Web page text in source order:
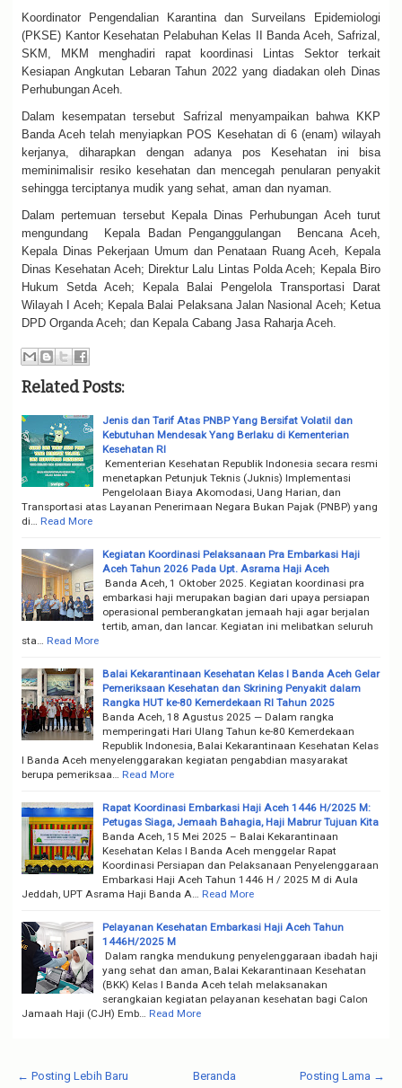
Koordinator Pengendalian Karantina dan Surveilans Epidemiologi
(PKSE) Kantor Kesehatan Pelabuhan Kelas II Banda Aceh, Safrizal,
SKM, MKM menghadiri rapat koordinasi Lintas Sektor terkait
Kesiapan Angkutan Lebaran Tahun 2022 yang diadakan oleh Dinas
Perhubungan Aceh.
Dalam kesempatan tersebut Safrizal menyampaikan bahwa KKP
Banda Aceh telah menyiapkan POS Kesehatan di 6 (enam) wilayah
kerjanya, diharapkan dengan adanya pos Kesehatan ini bisa
meminimalisir resiko kesehatan dan mencegah penularan penyakit
sehingga terciptanya mudik yang sehat, aman dan nyaman.
Dalam pertemuan tersebut Kepala Dinas Perhubungan Aceh turut
mengundang Kepala Badan Penganggulangan Bencana Aceh,
Kepala Dinas Pekerjaan Umum dan Penataan Ruang Aceh, Kepala
Dinas Kesehatan Aceh; Direktur Lalu Lintas Polda Aceh; Kepala Biro
Hukum Setda Aceh; Kepala Balai Pengelola Transportasi Darat
Wilayah I Aceh; Kepala Balai Pelaksana Jalan Nasional Aceh; Ketua
DPD Organda Aceh; dan Kepala Cabang Jasa Raharja Aceh.
Related Posts:
Jenis dan Tarif Atas PNBP Yang Bersifat Volatil dan
Kebutuhan Mendesak Yang Berlaku di Kementerian
Kesehatan RI
Kementerian Kesehatan Republik Indonesia secara resmi
menetapkan Petunjuk Teknis (Juknis) Implementasi
Pengelolaan Biaya Akomodasi, Uang Harian, dan
Transportasi atas Layanan Penerimaan Negara Bukan Pajak (PNBP) yang
di…
Read More
Kegiatan Koordinasi Pelaksanaan Pra Embarkasi Haji
Aceh Tahun 2026 Pada Upt. Asrama Haji Aceh
Banda Aceh, 1 Oktober 2025. Kegiatan koordinasi pra
embarkasi haji merupakan bagian dari upaya persiapan
operasional pemberangkatan jemaah haji agar berjalan
tertib, aman, dan lancar. Kegiatan ini melibatkan seluruh
sta…
Read More
Balai Kekarantinaan Kesehatan Kelas I Banda Aceh Gelar
Pemeriksaan Kesehatan dan Skrining Penyakit dalam
Rangka HUT ke-80 Kemerdekaan RI Tahun 2025
Banda Aceh, 18 Agustus 2025 — Dalam rangka
memperingati Hari Ulang Tahun ke-80 Kemerdekaan
Republik Indonesia, Balai Kekarantinaan Kesehatan Kelas
I Banda Aceh menyelenggarakan kegiatan pengabdian masyarakat
berupa pemeriksaa…
Read More
Rapat Koordinasi Embarkasi Haji Aceh 1446 H/2025 M:
Petugas Siaga, Jemaah Bahagia, Haji Mabrur Tujuan Kita
Banda Aceh, 15 Mei 2025 – Balai Kekarantinaan
Kesehatan Kelas I Banda Aceh menggelar Rapat
Koordinasi Persiapan dan Pelaksanaan Penyelenggaraan
Embarkasi Haji Aceh Tahun 1446 H / 2025 M di Aula
Jeddah, UPT Asrama Haji Banda A…
Read More
Pelayanan Kesehatan Embarkasi Haji Aceh Tahun
1446H/2025 M
Dalam rangka mendukung penyelenggaraan ibadah haji
yang sehat dan aman, Balai Kekarantinaan Kesehatan
(BKK) Kelas I Banda Aceh telah melaksanakan
serangkaian kegiatan pelayanan kesehatan bagi Calon
Jamaah Haji (CJH) Emb…
Read More
← Posting Lebih Baru Posting Lama →
Beranda